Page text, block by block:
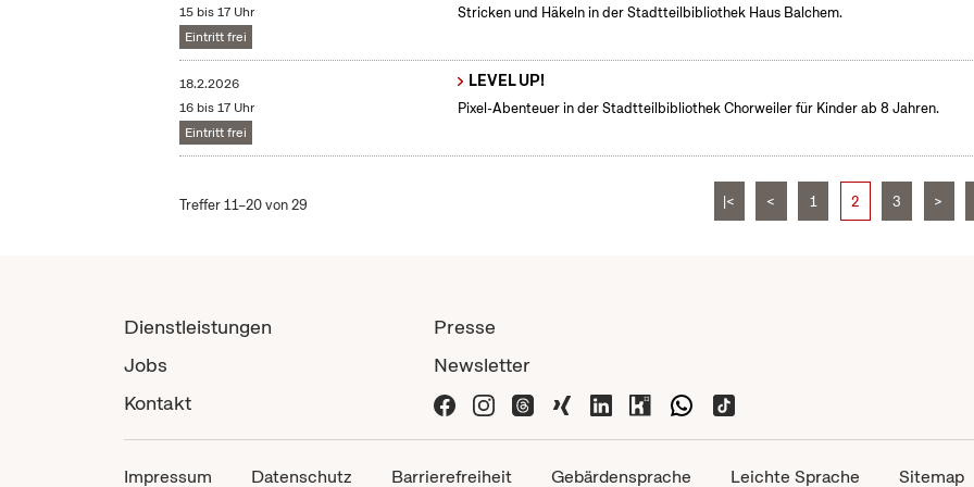
15 bis 17 Uhr
Eintritt frei
Stricken und Häkeln in der Stadtteilbibliothek Haus Balchem.
18.2.2026
16 bis 17 Uhr
Eintritt frei
LEVEL UP!
Pixel-Abenteuer in der Stadtteilbibliothek Chorweiler für Kinder ab 8 Jahren.
Treffer 11–20 von 29 |< < 1 2 3 >
Dienstleistungen
Jobs
Kontakt
Presse
Newsletter
Impressum Datenschutz Barrierefreiheit Gebärdensprache Leichte Sprache Sitemap